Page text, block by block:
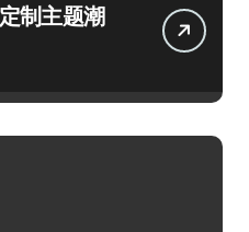
制主题潮